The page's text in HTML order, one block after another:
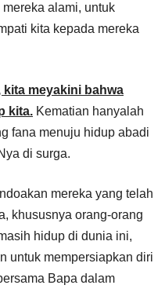
alami, untuk
kita kepada mereka
kita meyakini bahwa
kita. Kematian hanyalah
fana menuju hidup abadi
di surga.
mereka yang telah
khususnya orang-orang
hidup di dunia ini,
untuk mempersiapkan diri
Bapa dalam